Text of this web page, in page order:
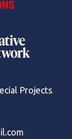
Projects